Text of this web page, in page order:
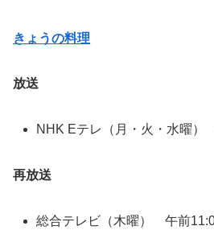
きょうの料理
放送
NHK Eテレ（月・火・水曜
再放送
総合テレビ（木曜） 午前